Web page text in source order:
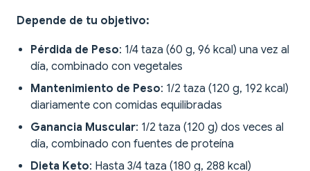
Depende de tu objetivo:
Pérdida de Peso: 1/4 taza (60 g, 96 kcal) una vez al
día, combinado con vegetales
Mantenimiento de Peso: 1/2 taza (120 g, 192 kcal)
diariamente con comidas equilibradas
Ganancia Muscular: 1/2 taza (120 g) dos veces al
día, combinado con fuentes de proteína
Dieta Keto: Hasta 3/4 taza (180 g, 288 kcal)